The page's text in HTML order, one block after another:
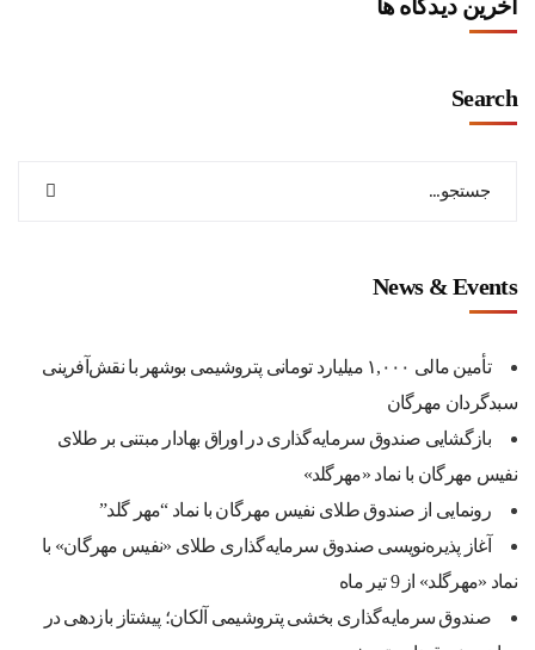
آخرین دیدگاه ها
Search
News & Events
تأمین مالی ۱,۰۰۰ میلیارد تومانی پتروشیمی بوشهر با نقش‌آفرینی
سبدگردان مهرگان
بازگشایی صندوق سرمایه‌گذاری در اوراق بهادار مبتنی بر طلای
نفیس مهرگان با نماد «مهرگلد»
رونمایی از صندوق طلای نفیس مهرگان با نماد “مهر گلد”
آغاز پذیره‌نویسی صندوق سرمایه‌گذاری طلای «نفیس مهرگان» با
نماد «مهرگلد» از 9 تیر ماه
صندوق سرمایه‌گذاری بخشی پتروشیمی آلکان؛ پیشتاز بازدهی در